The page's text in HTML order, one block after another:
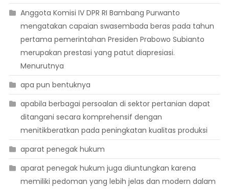
Anggota Komisi IV DPR RI Bambang Purwanto
mengatakan capaian swasembada beras pada tahun
pertama pemerintahan Presiden Prabowo Subianto
merupakan prestasi yang patut diapresiasi.
Menurutnya
apa pun bentuknya
apabila berbagai persoalan di sektor pertanian dapat
ditangani secara komprehensif dengan
menitikberatkan pada peningkatan kualitas produksi
aparat penegak hukum
aparat penegak hukum juga diuntungkan karena
memiliki pedoman yang lebih jelas dan modern dalam